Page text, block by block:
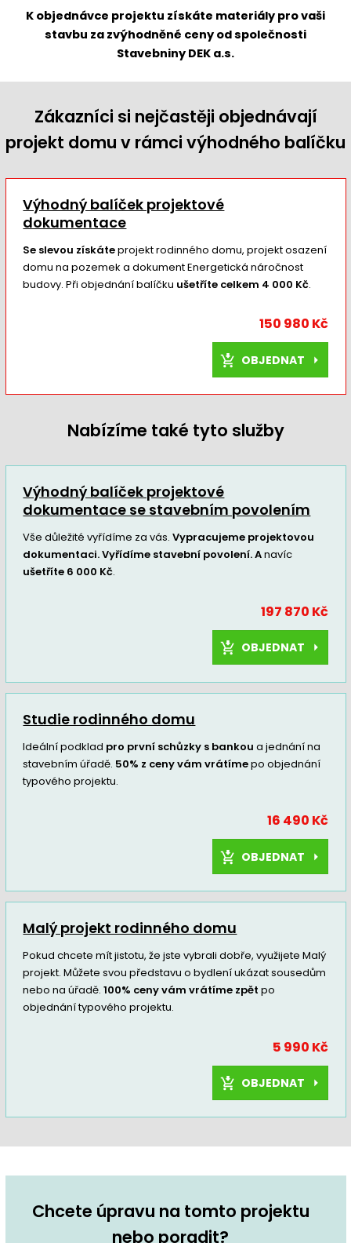
K objednávce projektu získáte materiály pro vaši
stavbu za zvýhodněné ceny od společnosti
Stavebniny DEK a.s.
Zákazníci si nejčastěji objednávají
projekt domu v rámci výhodného balíčku
Výhodný balíček projektové
dokumentace
Se slevou získáteprojekt rodinného domu, projekt osazení
domu na pozemek a dokument Energetická náročnost
budovy. Při objednání balíčku ušetříte celkem 4 000 Kč.
150 980 Kč
OBJEDNAT
Nabízíme také tyto služby
Výhodný balíček projektové
dokumentace se stavebním povolením
Vše důležité vyřídíme za vás.Vypracujeme projektovou
dokumentaci. Vyřídíme stavební povolení. Anavíc
ušetříte 6 000 Kč.
197 870 Kč
OBJEDNAT
Studie rodinného domu
Ideální podklad pro první schůzky s bankou a jednání na
stavebním úřadě. 50% z ceny vám vrátímepo objednání
typového projektu.
16 490 Kč
OBJEDNAT
Malý projekt rodinného domu
Pokud chcete mít jistotu, že jste vybrali dobře, využijete Malý
projekt. Můžete svou představu o bydlení ukázat sousedům
nebo na úřadě.100% ceny vám vrátíme zpět po
objednání typového projektu.
5 990 Kč
OBJEDNAT
Chcete úpravu na tomto projektu
nebo poradit?